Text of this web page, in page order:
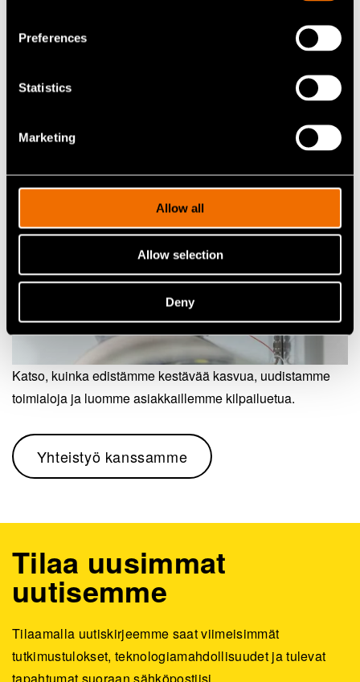
Preferences
Statistics
Marketing
Allow all
Allow selection
Deny
Kumppanisi kestävään
Katso, kuinka edistämme kestävää kasvua, uudistamme
toimialoja ja luomme asiakkaillemme kilpailuetua.
Yhteistyö kanssamme
Tilaa uusimmat
uutisemme
Tilaamalla uutiskirjeemme saat viimeisimmät
tutkimustulokset, teknologiamahdollisuudet ja tulevat